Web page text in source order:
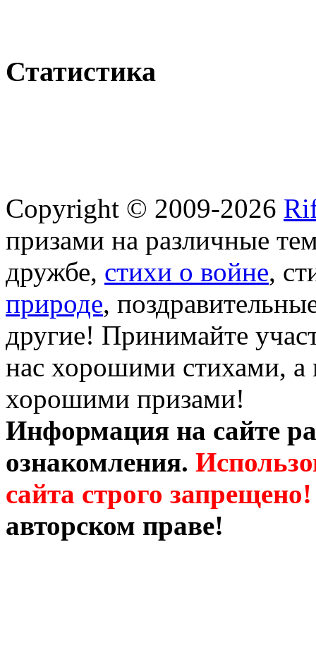
Статистика
Copyright © 2009-2026
призами на различные
дружбе, стихи о войне,
природе,
другие! Принимайте
нас хорошими стихами, а
хорошими призами!
Информация на сайте
ознакомления.
сайта строго запрещено!
авторском праве!